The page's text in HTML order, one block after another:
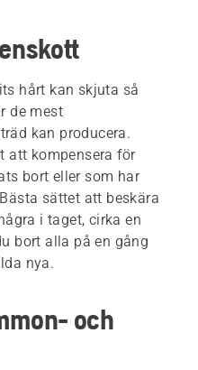
hårt kan skjuta så
de mest
kan producera.
att kompensera för
bort eller som har
sättet att beskära
i taget, cirka en
bort alla på en gång
nya.
och